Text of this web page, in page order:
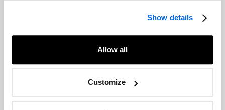
Show details
Allow all
Customize
Des campagnes comme « We Don't Do January » génèrent
souvent des niveaux incroyables de couverture, d'engagement et
de promotion de la marque, et même si tout n'est pas positif,
Pour les équipes qui envisagent une campagne ou une position
adoptant un ton plus excluant, elles doivent se baser sur une
compréhension approfondie du marché. Le marché adressable